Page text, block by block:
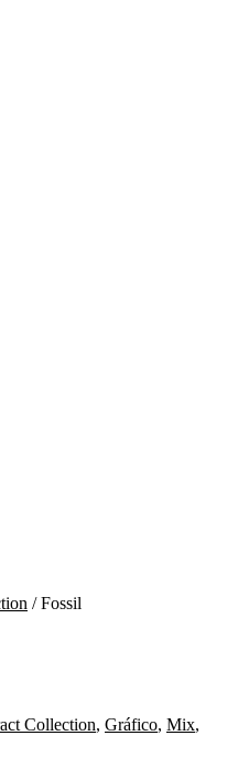
/ Fossil
Collection, Gráfico, Mix,